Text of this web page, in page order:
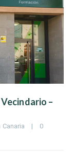
–
Canaria |
0